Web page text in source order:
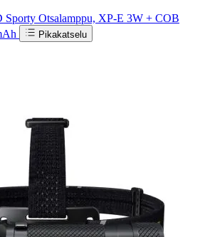
Sporty Otsalamppu, XP-E 3W + COB
Pikakatselu